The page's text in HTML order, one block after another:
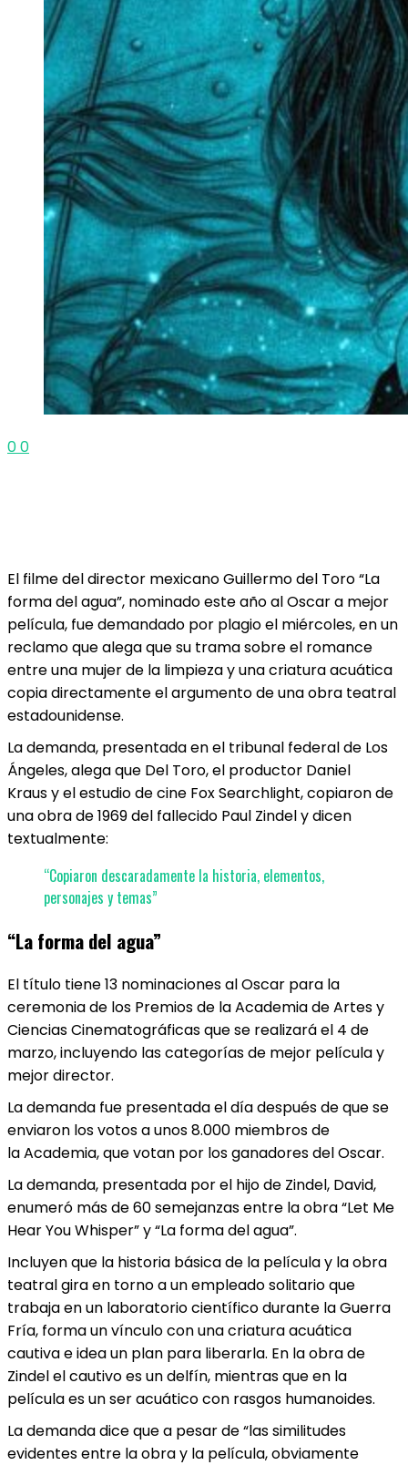
00
El filme del director mexicano Guillermo del Toro “La
forma del agua”, nominado este año al Oscar a mejor
película, fue demandado por plagio el miércoles, en un
reclamo que alega que su trama sobre el romance
entre una mujer de la limpieza y una criatura acuática
copia directamente el argumento de una obra teatral
estadounidense.
La demanda, presentada en el tribunal federal de Los
Ángeles, alega que Del Toro, el productor Daniel
Kraus y el estudio de cine Fox Searchlight, copiaron de
una obra de 1969 del fallecido Paul Zindel y dicen
textualmente:
“Copiaron descaradamente la historia, elementos,
personajes y temas”
“La forma del agua”
El título tiene 13 nominaciones al Oscar para la
ceremonia de los Premios de la Academia de Artes y
Ciencias Cinematográficas que se realizará el 4 de
marzo, incluyendo las categorías de mejor película y
mejor director.
La demanda fue presentada el día después de que se
enviaron los votos a unos 8.000 miembros de
la Academia, que votan por los ganadores del Oscar.
La demanda, presentada por el hijo de Zindel, David,
enumeró más de 60 semejanzas entre la obra “Let Me
Hear You Whisper” y “La forma del agua”.
Incluyen que la historia básica de la película y la obra
teatral gira en torno a un empleado solitario que
trabaja en un laboratorio científico durante la Guerra
Fría, forma un vínculo con una criatura acuática
cautiva e idea un plan para liberarla. En la obra de
Zindel el cautivo es un delfín, mientras que en la
película es un ser acuático con rasgos humanoides.
La demanda dice que a pesar de “las similitudes
evidentes entre la obra y la película, obviamente